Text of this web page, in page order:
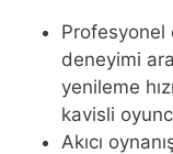
Profesyonel
deneyimi
yenileme
kavisli
Akıcı